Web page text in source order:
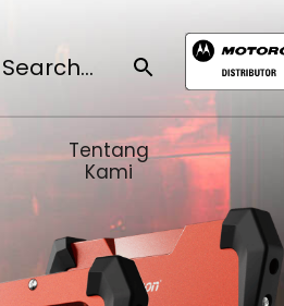
Search
for:
SEARCH BUTTON
Tentang
Kami